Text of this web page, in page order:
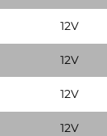
12V
12V
12V
12V